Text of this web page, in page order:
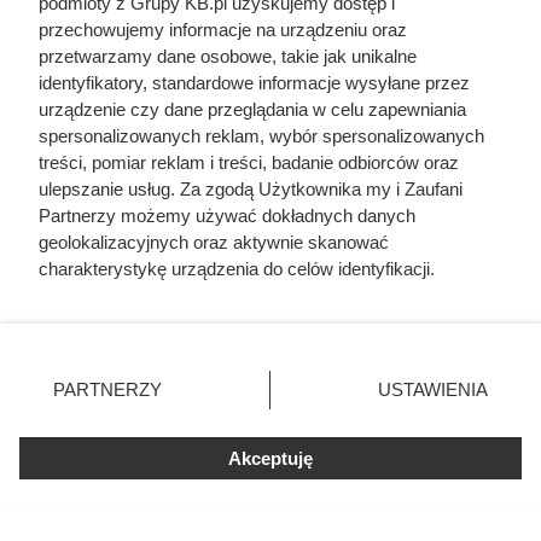
Czytaj także:
Córki Młynarskiego przerwały milczenie. „Żyliśmy
w strachu”
Odarci ze skóry, rozcięci piłą i przybici do krzyża
głową w dół. Mroczny i krwawy koniec uczniów
Chrystusa
Co się działo w zamku polskiego magnata
Herodot pisał o tym z przerażeniem. Każda
kobieta musiała zrobić to chociaż raz w życiu
przechowujemy informacje na urządzeniu oraz
przetwarzamy dane osobowe, takie jak unikalne
identyfikatory, standardowe informacje wysyłane przez
urządzenie czy dane przeglądania w celu zapewniania
spersonalizowanych reklam, wybór spersonalizowanych
treści, pomiar reklam i treści, badanie odbiorców oraz
ulepszanie usług. Za zgodą Użytkownika my i Zaufani
Partnerzy możemy używać dokładnych danych
geolokalizacyjnych oraz aktywnie skanować
charakterystykę urządzenia do celów identyfikacji.
zmienić/wycofać klikając przycisk ustawień prywatności
znajdujący się w lewym dolnym rogu strony. Niektóre
użytkownika, ale masz prawo sprzeciwić się takiemu
przetwarzaniu. Preferencje będą miały zastosowania tylko
PARTNERZY USTAWIENIA
Akceptuję